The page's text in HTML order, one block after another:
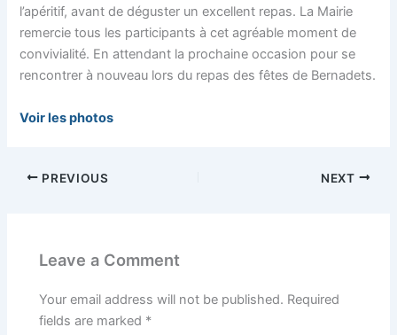
l’apéritif, avant de déguster un excellent repas. La Mairie
remercie tous les participants à cet agréable moment de
convivialité. En attendant la prochaine occasion pour se
rencontrer à nouveau lors du repas des fêtes de Bernadets.
Voir les photos
PREVIOUS NEXT
Leave a Comment
Your email address will not be published. Required
fields are marked *